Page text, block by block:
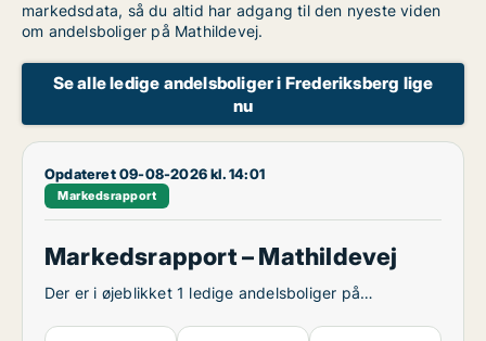
markedsdata, så du altid har adgang til den nyeste viden
om andelsboliger på Mathildevej.
Se alle ledige andelsboliger i Frederiksberg lige
nu
Opdateret 09-08-2026 kl. 14:01
Markedsrapport
Markedsrapport – Mathildevej
Der er i øjeblikket 1 ledige andelsboliger på